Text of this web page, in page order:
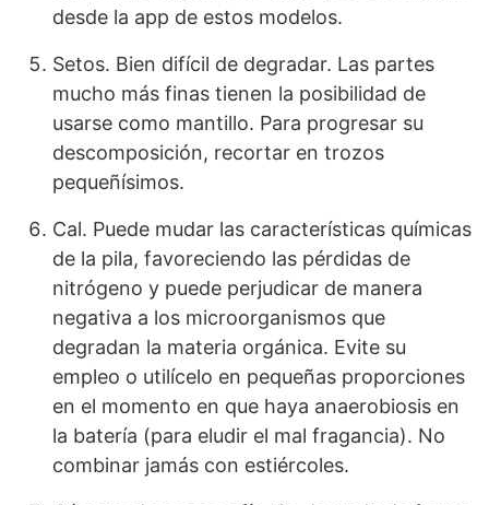
desde la app de estos modelos.
Setos. Bien difícil de degradar. Las partes
mucho más finas tienen la posibilidad de
usarse como mantillo. Para progresar su
descomposición, recortar en trozos
pequeñísimos.
Cal. Puede mudar las características químicas
de la pila, favoreciendo las pérdidas de
nitrógeno y puede perjudicar de manera
negativa a los microorganismos que
degradan la materia orgánica. Evite su
empleo o utilícelo en pequeñas proporciones
en el momento en que haya anaerobiosis en
la batería (para eludir el mal fragancia). No
combinar jamás con estiércoles.